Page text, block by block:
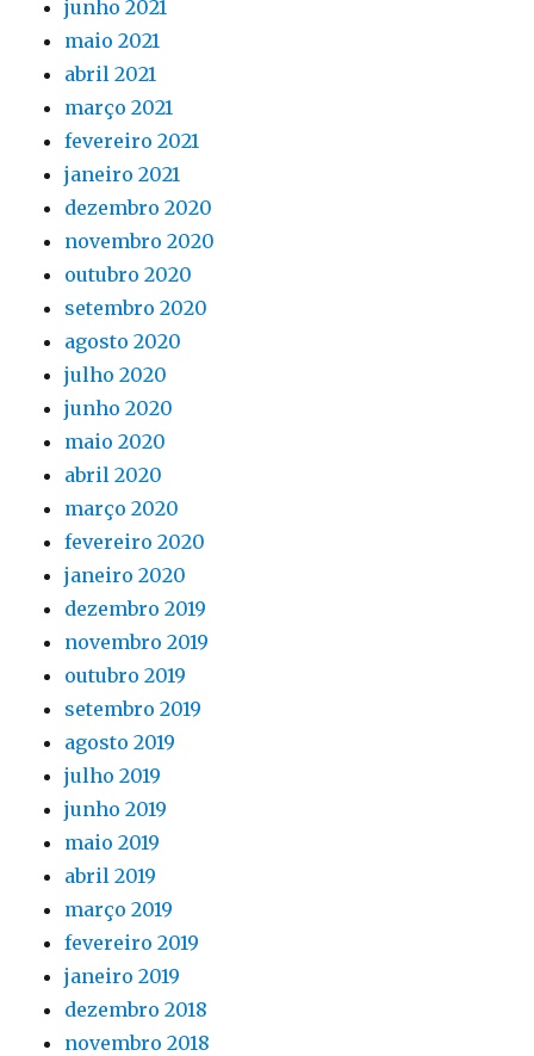
junho 2021
maio 2021
abril 2021
março 2021
fevereiro 2021
janeiro 2021
dezembro 2020
novembro 2020
outubro 2020
setembro 2020
agosto 2020
julho 2020
junho 2020
maio 2020
abril 2020
março 2020
fevereiro 2020
janeiro 2020
dezembro 2019
novembro 2019
outubro 2019
setembro 2019
agosto 2019
julho 2019
junho 2019
maio 2019
abril 2019
março 2019
fevereiro 2019
janeiro 2019
dezembro 2018
novembro 2018